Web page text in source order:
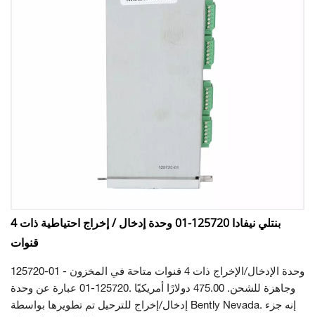
بنتلي نيفادا 125720-01 وحدة إدخال / إخراج احتياطية ذات 4
قنوات
125720-01 - وحدة الإدخال/الإخراج ذات 4 قنوات متاحة في المخزون
وجاهزة للشحن. 475.00 دولارًا أمريكيًا .125720-01 عبارة عن وحدة
إدخال/إخراج للترحيل تم تطويرها بواسطة Bently Nevada. إنه جزء